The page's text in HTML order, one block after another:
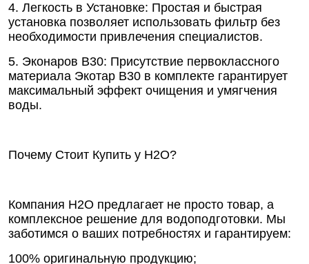
4. Легкость в Установке: Простая и быстрая
установка позволяет использовать фильтр без
необходимости привлечения специалистов.
5. Эконаров В30: Присутствие первоклассного
материала Экотар В30 в комплекте гарантирует
максимальный эффект очищения и умягчения
воды.
Почему Стоит Купить у Н2О?
Компания Н2О предлагает не просто товар, а
комплексное решение для водоподготовки. Мы
заботимся о ваших потребностях и гарантируем:
100% оригинальную продукцию;